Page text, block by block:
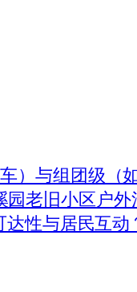
）与组团级（
园老旧小区户
性与居民互动